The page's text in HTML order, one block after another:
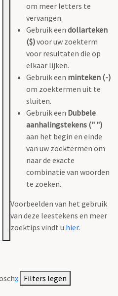
om meer letters te
vervangen.
Gebruik een dollarteken
($)voor uw zoekterm
voor resultaten die op
elkaar lijken.
Gebruik een minteken (-)
om zoektermen uit te
sluiten.
Gebruik een Dubbele
aanhalingstekens (" ")
aan het begin en einde
van uw zoektermen om
naar de exacte
combinatie van woorden
te zoeken.
Voorbeelden van het gebruik
van deze leestekens en meer
zoektips vindt u hier.
x Filters legen